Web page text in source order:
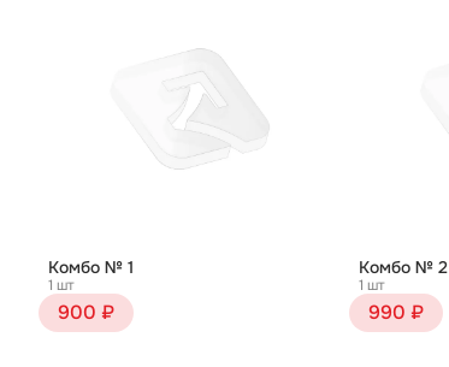
Комбо № 1
1 шт
900 ₽
Комбо № 2
1 шт
990 ₽